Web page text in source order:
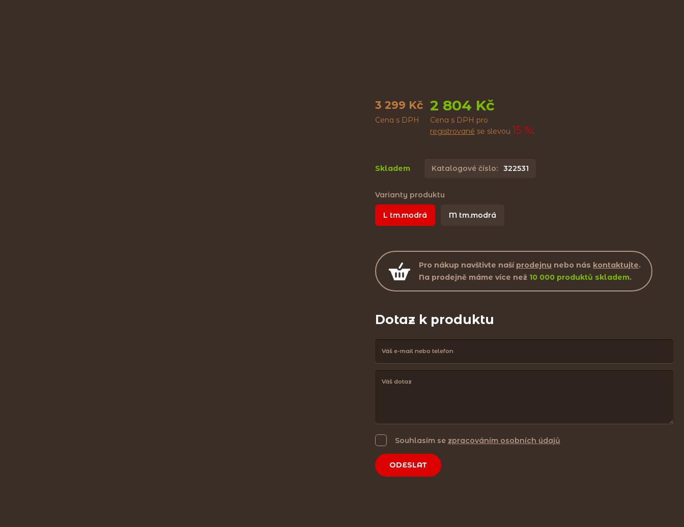
3 299 Kč
Cena s DPH
2 804 Kč
Cena s DPH pro
registrované se slevou 15 %.
Skladem Katalogové číslo: 322531
Varianty produktu
L tm.modrá M tm.modrá
Pro nákup navštivte naší prodejnu nebo nás kontaktujte.
Na prodejně máme více než 10 000 produktů skladem.
Dotaz k produktu
Souhlasím se zpracováním osobních údajů
ODESLAT